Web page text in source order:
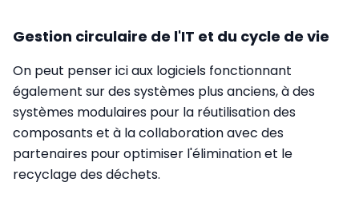
Gestion circulaire de l'IT et du cycle de vie
On peut penser ici aux logiciels fonctionnant
également sur des systèmes plus anciens, à des
systèmes modulaires pour la réutilisation des
composants et à la collaboration avec des
partenaires pour optimiser l'élimination et le
recyclage des déchets.